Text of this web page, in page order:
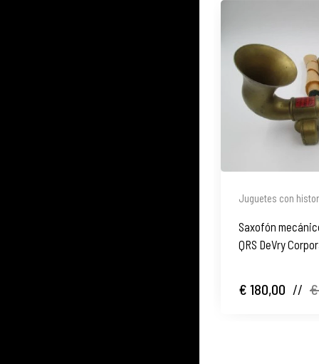
Juguetes con
Saxofón
QRS DeVry
€ 180,00 //